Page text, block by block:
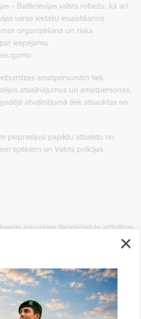
– Baltkrievijas valsts robežu, kā arī
varas iestāžu iesaistīšanos
organizēšanā un riska
iespējamu
amatpersonām tiek
atvaļinājumus un amatpersonas,
atvaļinājumā tiek atsauktas no
pieprasījusi papildu atbalstu no
spēkiem un Valsts policijas.
pārvaldes Stratēģiskās attīstības